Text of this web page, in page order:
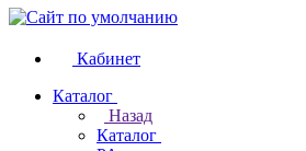
Кабинет
Каталог
Назад
Каталог